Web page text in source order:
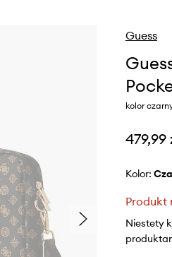
Guess
kolor
479,99
Kolor:
Produkt
Niestety